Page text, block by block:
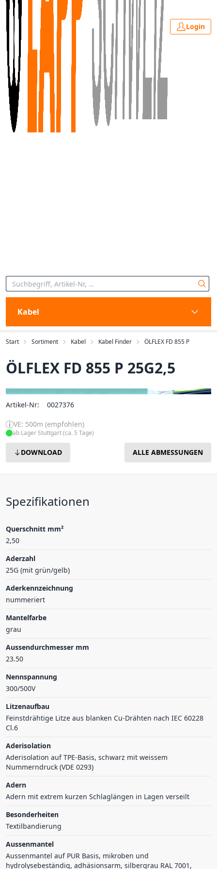
Login
Kabel
Start Sortiment Kabel Kabel Finder ÖLFLEX FD 855 P
ÖLFLEX FD 855 P 25G2,5
Artikel-Nr: 0027376
VE: 500m (empfohlen)
ab Lager Stuttgart (ca. 5 Tage)
DOWNLOAD ALLE ABMESSUNGEN
Spezifikationen
Querschnitt mm²
2,50
Aderzahl
25G (mit grün/gelb)
Aderkennzeichnung
nummeriert
Mantelfarbe
grau
Aussendurchmesser mm
23.50
Nennspannung
300/500V
Litzenaufbau
Feinstdrähtige Litze aus blanken Cu-Drähten nach IEC 60228
Cl.6
Aderisolation
Aderisolation auf TPE-Basis, schwarz mit weissem
Nummerndruck (VDE 0293)
Adern
Adern mit extrem kurzen Schlaglängen in Lagen verseilt
Besonderheiten
Textilbandierung
Aussenmantel
Aussenmantel auf PUR Basis, mikroben und
hydrolysebeständig, adhäsionsarm, silbergrau RAL 7001,